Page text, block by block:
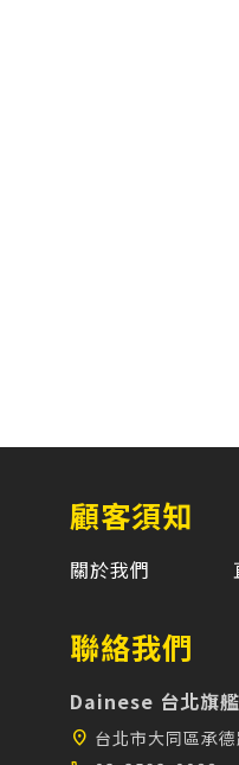
顧客須知
關於我們
聯絡我們
Dainese 台北旗
location_on 台北市大同區承